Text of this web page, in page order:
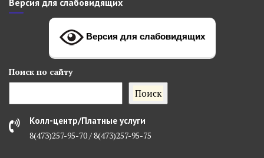
Версия для слабовидящих
Поиск по сайту
Поиск
Колл-центр/Платные услуги
8(473)257-95-70 / 8(473)257-95-75